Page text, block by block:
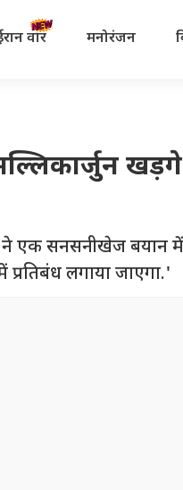
वॉर मनोरंजन
ने एक सनसनीखेज बयान
प्रतिबंध लगाया जाएगा.'